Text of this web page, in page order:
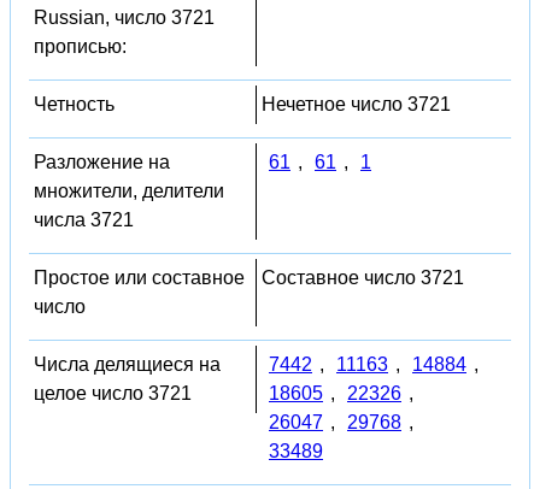
Russian, число 3721
прописью:
Четность Нечетное число 3721
Разложение на
множители, делители
числа 3721
61 , 61 , 1
Простое или составное
число
Составное число 3721
Числа делящиеся на
целое число 3721
7442 , 11163 , 14884 ,
18605 , 22326 ,
26047 , 29768 ,
33489